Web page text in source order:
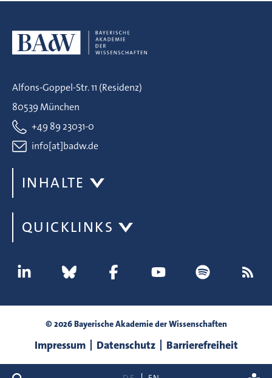
Alfons-Goppel-Str. 11 (Residenz)
80539 München
+49 89 23031-0
info[at]badw.de
INHALTE
QUICKLINKS
© 2026 Bayerische Akademie der Wissenschaften
Impressum Datenschutz Barrierefreiheit